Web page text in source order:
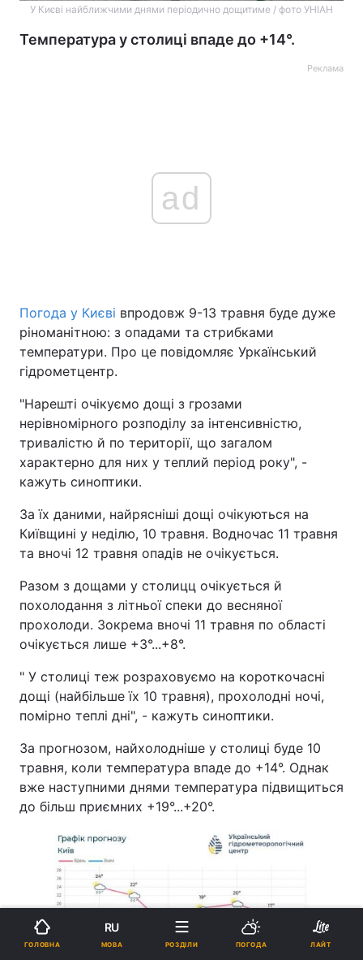
У Києві найближчими днями періодично дощитиме / фото УНІАН
Температура у столиці впаде до +14°.
Реклама
ad
Погода у Києві впродовж 9-13 травня буде дуже
ріноманітною: з опадами та стрибками
температури. Про це повідомляє Уркаїнський
гідрометцентр.
"Нарешті очікуємо дощі з грозами
нерівномірного розподілу за інтенсивністю,
тривалістю й по території, що загалом
характерно для них у теплий період року", -
кажуть синоптики.
За їх даними, найрясніші дощі очікуються на
Київщині у неділю, 10 травня. Водночас 11 травня
та вночі 12 травня опадів не очікується.
Разом з дощами у столицц очікується й
похолодання з літньої спеки до весняної
прохолоди. Зокрема вночі 11 травня по області
очікується лише +3°...+8°.
" У столиці теж розраховуємо на короткочасні
дощі (найбільше їх 10 травня), прохолодні ночі,
помірно теплі дні", - кажуть синоптики.
За прогнозом, найхолодніше у столиці буде 10
травня, коли температура впаде до +14°. Однак
вже наступними днями температура підвищиться
до більш приємних +19°...+20°.
ГОЛОВНА
RU
МОВА РОЗДІЛИ ПОГОДА ЛАЙТ